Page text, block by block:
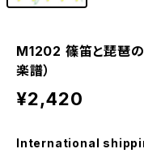
M1202 篠笛と琵琶
楽譜）
¥2,420
International